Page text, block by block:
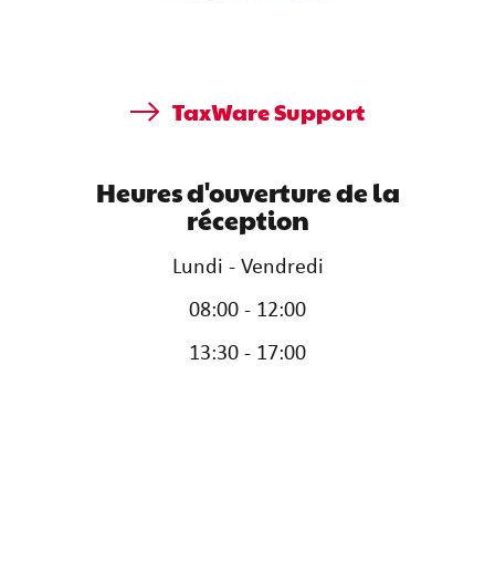
TaxWare Support
Heures d'ouverture de la
réception
Lundi - Vendredi
08:00 - 12:00
13:30 - 17:00